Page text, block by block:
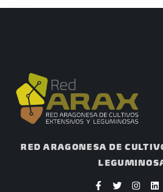
RED ARAGONESA DE
a
w
n
i